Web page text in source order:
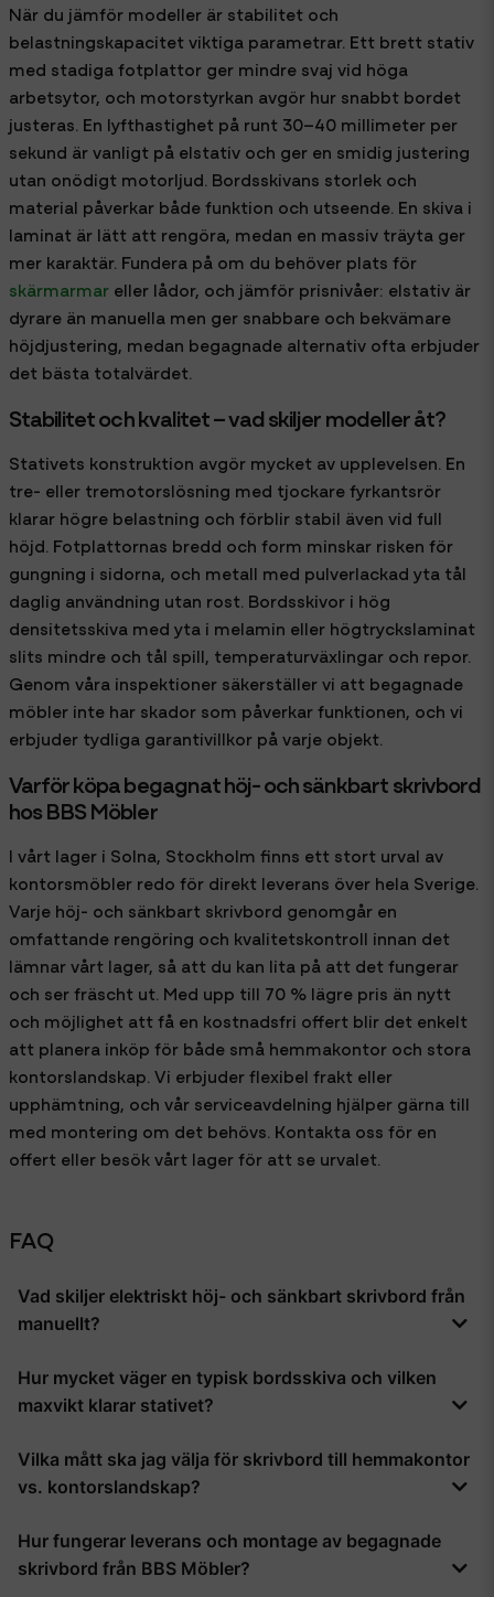
När du jämför modeller är stabilitet och
belastningskapacitet viktiga parametrar. Ett brett stativ
med stadiga fotplattor ger mindre svaj vid höga
arbetsytor, och motorstyrkan avgör hur snabbt bordet
justeras. En lyfthastighet på runt 30–40 millimeter per
sekund är vanligt på elstativ och ger en smidig justering
utan onödigt motorljud. Bordsskivans storlek och
material påverkar både funktion och utseende. En skiva i
laminat är lätt att rengöra, medan en massiv träyta ger
mer karaktär. Fundera på om du behöver plats för
skärmarmar eller lådor, och jämför prisnivåer: elstativ är
dyrare än manuella men ger snabbare och bekvämare
höjdjustering, medan begagnade alternativ ofta erbjuder
det bästa totalvärdet.
Stabilitet och kvalitet – vad skiljer modeller åt?
Stativets konstruktion avgör mycket av upplevelsen. En
tre- eller tremotorslösning med tjockare fyrkantsrör
klarar högre belastning och förblir stabil även vid full
höjd. Fotplattornas bredd och form minskar risken för
gungning i sidorna, och metall med pulverlackad yta tål
daglig användning utan rost. Bordsskivor i hög
densitetsskiva med yta i melamin eller högtryckslaminat
slits mindre och tål spill, temperaturväxlingar och repor.
Genom våra inspektioner säkerställer vi att begagnade
möbler inte har skador som påverkar funktionen, och vi
erbjuder tydliga garantivillkor på varje objekt.
Varför köpa begagnat höj- och sänkbart skrivbord
hos BBS Möbler
I vårt lager i Solna, Stockholm finns ett stort urval av
kontorsmöbler redo för direkt leverans över hela Sverige.
Varje höj- och sänkbart skrivbord genomgår en
omfattande rengöring och kvalitetskontroll innan det
lämnar vårt lager, så att du kan lita på att det fungerar
och ser fräscht ut. Med upp till 70 % lägre pris än nytt
och möjlighet att få en kostnadsfri offert blir det enkelt
att planera inköp för både små hemmakontor och stora
kontorslandskap. Vi erbjuder flexibel frakt eller
upphämtning, och vår serviceavdelning hjälper gärna till
med montering om det behövs. Kontakta oss för en
offert eller besök vårt lager för att se urvalet.
FAQ
Vad skiljer elektriskt höj- och sänkbart skrivbord från
manuellt?
med knapptryckning, vilket är snabbare och smidigare än
vevstativ. Manuella modeller kräver lite mer ansträngning men
Hur mycket väger en typisk bordsskiva och vilken
maxvikt klarar stativet?
vanligtvis 15–25 kilogram beroende på storlek. De flesta
elstativ klarar belastningar från 70 till över 100 kilogram, men
den modell du väljer.
Vilka mått ska jag välja för skrivbord till hemmakontor
vs. kontorslandskap?
centimeter i bredd, medan 160–180 centimeter ger bättre
arbetsyta i kontorslandskap. Tänk också på djupet: 60–80
Hur fungerar leverans och montage av begagnade
skrivbord från BBS Möbler?